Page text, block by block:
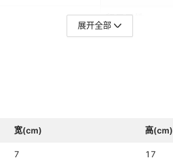
贸易属性
展开全部
宽(cm) 高(cm)
7 17